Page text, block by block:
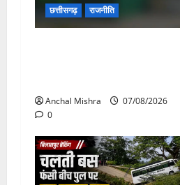
छत्तीसगढ़ राजनीति
Anchal Mishra
07/08/2026
0